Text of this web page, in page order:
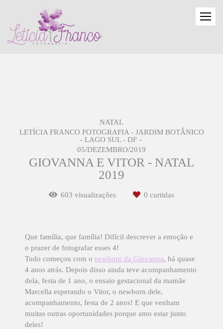
NATAL
LETÍCIA FRANCO FOTOGRAFIA - JARDIM BOTÂNICO
- LAGO SUL - DF
05/DEZEMBRO/2019
GIOVANNA E VITOR - NATAL
2019
603 visualizações 0 curtidas
Que família, que família! Difícil descrever a emoção e
o prazer de fotografar esses 4!
Tudo começou com o newborn da Giovanna, há quase
4 anos atrás. Depois disso ainda teve acompanhamento
dela, festa de 1 ano, o ensaio gestacional da mamãe
Marcella esperando o Vitor, o newborn dele,
acompanhamento, festa de 2 anos! E que venham
muitas outras oportunidades porque amo estar junto
deles!